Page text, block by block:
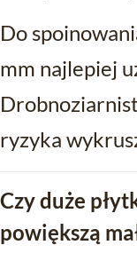
Do
mm najlepiej
ryzyka
Czy duże
powiększą